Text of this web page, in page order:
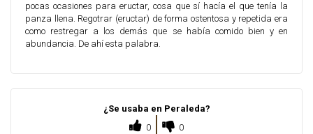
pocas ocasiones para eructar, cosa que sí hacía el que tenía la
panza llena. Regotrar (eructar) de forma ostentosa y repetida era
como restregar a los demás que se había comido bien y en
abundancia. De ahí esta palabra.
¿Se usaba en Peraleda?
0
0